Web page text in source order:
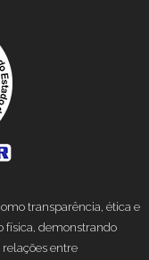
transparência, ética e
física, demonstrando
entre